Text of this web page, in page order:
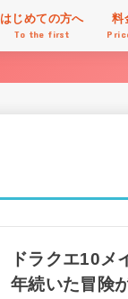
はじめての方へ
To the first
料
ドラクエ10
年続いた冒険